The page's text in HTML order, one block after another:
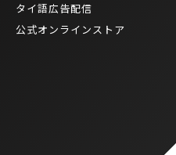
タイ語広告配信
公式オンラインストア